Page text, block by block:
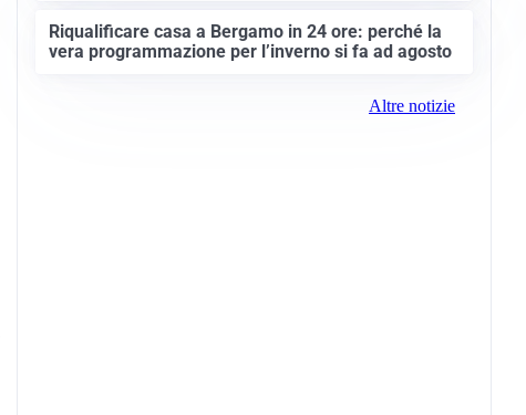
Riqualificare casa a Bergamo in 24 ore: perché la
vera programmazione per l’inverno si fa ad agosto
Altre notizie